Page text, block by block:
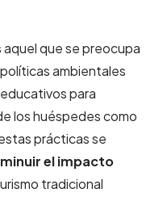
que se preocupa
ambientales
para
los huéspedes como
prácticas se
el impacto
tradicional